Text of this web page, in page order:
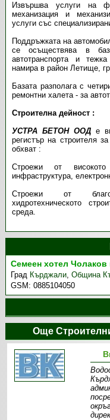
Извършва услуги на
механизация и
услуги със
Поддръжката на
се осъществява в
автотранспорта и
намира в район Летище,
Базата разполага с
ремонтни халета - за
Строителна дейност :
УСТРА БЕТОН ООДе
регистър на строителя
обхват :
Строежи от
инфраструктура,
Строежи от
хидротехническото
среда.
Семеен хотел Чолаков
Град Кърджали,Община
GSM:0885104050
Още